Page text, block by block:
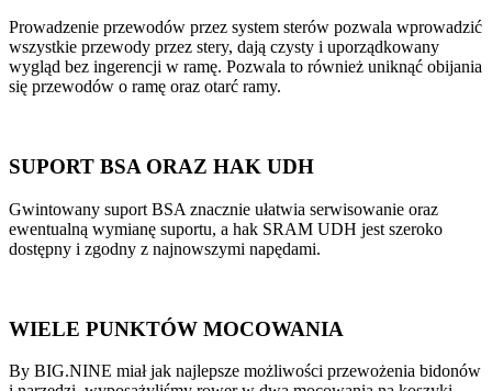
Prowadzenie przewodów przez system sterów pozwala wprowadzić
wszystkie przewody przez stery, dają czysty i uporządkowany
wygląd bez ingerencji w ramę. Pozwala to również uniknąć obijania
się przewodów o ramę oraz otarć ramy.
SUPORT BSA ORAZ HAK UDH
Gwintowany suport BSA znacznie ułatwia serwisowanie oraz
ewentualną wymianę suportu, a hak SRAM UDH jest szeroko
dostępny i zgodny z najnowszymi napędami.
WIELE PUNKTÓW MOCOWANIA
By BIG.NINE miał jak najlepsze możliwości przewożenia bidonów